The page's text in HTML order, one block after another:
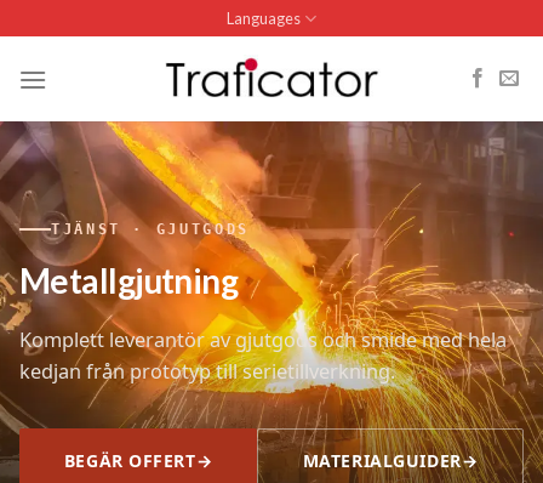
to
content
Languages
TJÄNST · GJUTGODS
Metallgjutning
Komplett leverantör av gjutgods och smide med hela
kedjan från prototyp till serietillverkning.
BEGÄR OFFERT→ MATERIAL­GUIDER→